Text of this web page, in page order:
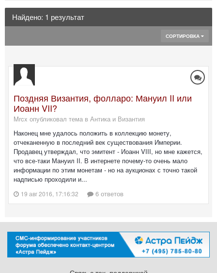
Найдено: 1 результат
СОРТИРОВКА
Поздняя Византия, фолларо: Мануил II или
Иоанн VII?
Mrcx опубликовал тема в Антика и Византия
Наконец мне удалось положить в коллекцию монету,
отчеканенную в последний век существования Империи.
Продавец утверждал, что эмитент - Иоанн VIII, но мне кажется,
что все-таки Мануил II. В интернете почему-то очень мало
информации по этим монетам - но на аукционах с точно такой
надписью проходили и...
19 авг 2016, 17:16:32 6 ответов